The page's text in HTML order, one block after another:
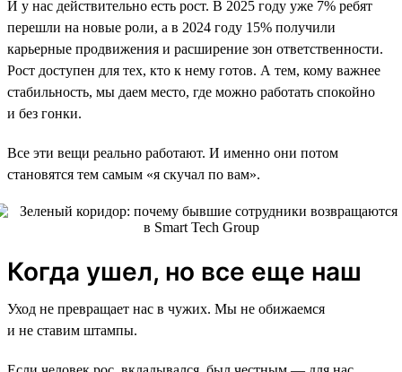
И у нас действительно есть рост. В 2025 году уже 7% ребят
перешли на новые роли, а в 2024 году 15% получили
карьерные продвижения и расширение зон ответственности.
Рост доступен для тех, кто к нему готов. А тем, кому важнее
стабильность, мы даем место, где можно работать спокойно
и без гонки.
Все эти вещи реально работают. И именно они потом
становятся тем самым «я скучал по вам».
Когда ушел, но все еще наш
Уход не превращает нас в чужих. Мы не обижаемся
и не ставим штампы.